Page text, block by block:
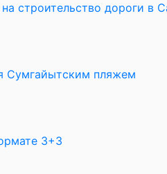
строительство дороги в
Сумгайытским пляжем
3+3